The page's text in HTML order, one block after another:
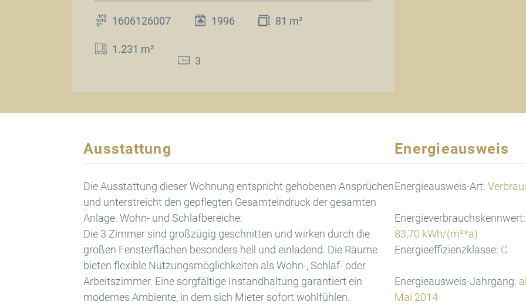
1606126007 1996 81 m²
1.231 m²
3
Ausstattung
Die Ausstattung dieser Wohnung entspricht gehobenen Ansprüchen
und unterstreicht den gepflegten Gesamteindruck der gesamten
Anlage. Wohn- und Schlafbereiche:
Die 3 Zimmer sind großzügig geschnitten und wirken durch die
großen Fensterflächen besonders hell und einladend. Die Räume
bieten flexible Nutzungsmöglichkeiten als Wohn-, Schlaf- oder
Arbeitszimmer. Eine sorgfältige Instandhaltung garantiert ein
modernes Ambiente, in dem sich Mieter sofort wohlfühlen.
Energieausweis
Energieausweis-Art:
Energieverbrauchskennwert:
83,70 kWh/(m²*a)
Energieeffizienzklasse: C
Energieausweis-Jahrgang:
Mai 2014